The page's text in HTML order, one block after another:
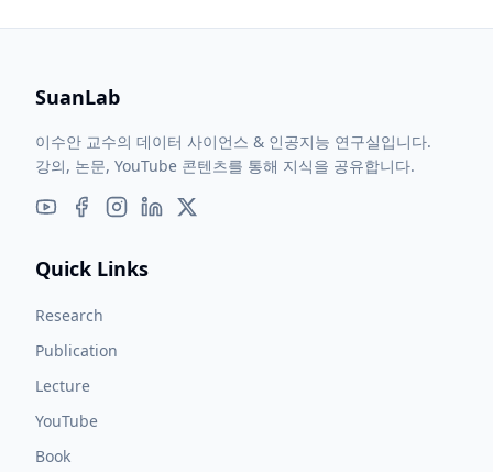
SuanLab
이수안 교수의 데이터 사이언스 & 인공지능 연구실입니다.
강의, 논문, YouTube 콘텐츠를 통해 지식을 공유합니다.
Quick Links
Research
Publication
Lecture
YouTube
Book